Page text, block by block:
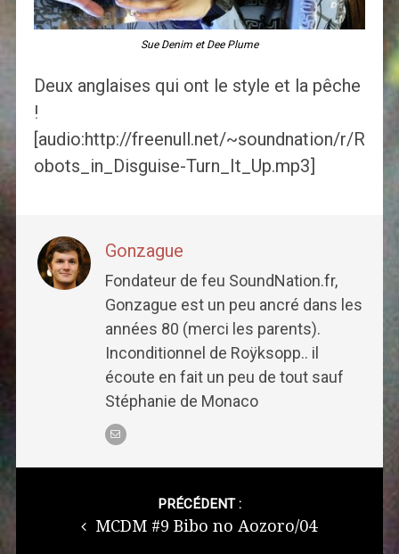
Sue Denim et Dee Plume
Deux anglaises qui ont le style et la pêche
!
[audio:http://freenull.net/~soundnation/r/R
obots_in_Disguise-Turn_It_Up.mp3]
Gonzague
Fondateur de feu SoundNation.fr,
Gonzague est un peu ancré dans les
années 80 (merci les parents).
Inconditionnel de Roÿksopp.. il
écoute en fait un peu de tout sauf
Stéphanie de Monaco
PRÉCÉDENT :
MCDM #9 Bibo no Aozoro/04